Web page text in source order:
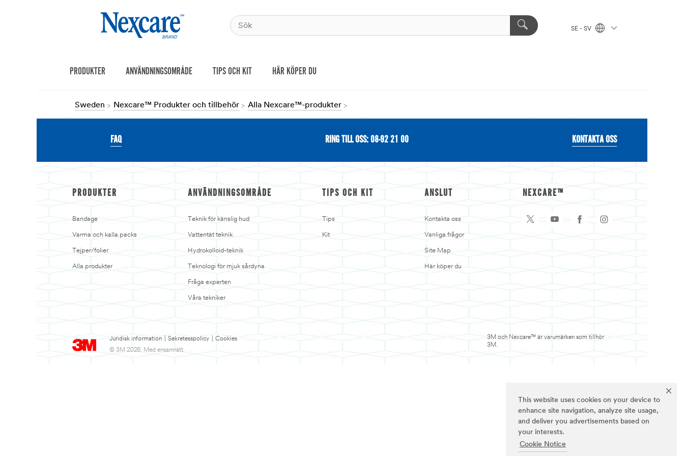
This website uses cookies on your device to
enhance site navigation, analyze site usage,
and deliver you advertisements based on
your interests.
Cookie Notice
SE - SV
PRODUKTER ANVÄNDNINGSOMRÅDE TIPS OCH KIT HÄR KÖPER DU
Sweden Nexcare™ Produkter och tillbehör Alla Nexcare™-produkter
FAQ RING TILL OSS: 08-92 21 00 KONTAKTA OSS
PRODUKTER
Bandage
Varma och kalla packs
Tejper/folier
Alla produkter
ANVÄNDNINGSOMRÅDE
Teknik för känslig hud
Vattentät teknik
Hydrokolloid-teknik
Teknologi för mjuk sårdyna
Fråga experten
Våra tekniker
TIPS OCH KIT
Tips
Kit
ANSLUT
Kontakta oss
Vanliga frågor
Site Map
Här köper du
Juridisk information Sekretesspolicy
Cookies
© 3M 2026. Med ensamrätt.
NEXCARE™
3M och Nexcare™ är varumärken som tillhör
3M.